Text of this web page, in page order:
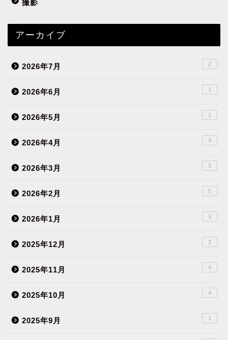
撮影
アーカイブ
2026年7月 2
2026年6月 1
2026年5月 1
2026年4月 4
2026年3月 5
2026年2月 5
2026年1月 3
2025年12月 2
2025年11月 4
2025年10月 4
2025年9月 1